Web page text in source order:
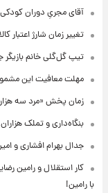
آقای مجریِ دوران
تغییر زمان شارژ اعتبار
تیپ گل‌گلی خانم
مهلت معافیت این
زمان پخش «مرد سه
بنگاه‌داری و تملک
جدال بهرام افشاری و امین
کار استقلال و رامین
با رامین!